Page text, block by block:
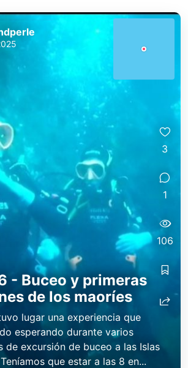
- Buceo y primeras
de los maoríes
lugar una experiencia que
esperando durante varios
de excursión de buceo a las Islas
que estar a las 8 en...
3
1
106